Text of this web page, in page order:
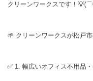
クリーンワークスです！
🌱 クリーンワークスが松戸
✅ 1. 幅広いオフィス不用品